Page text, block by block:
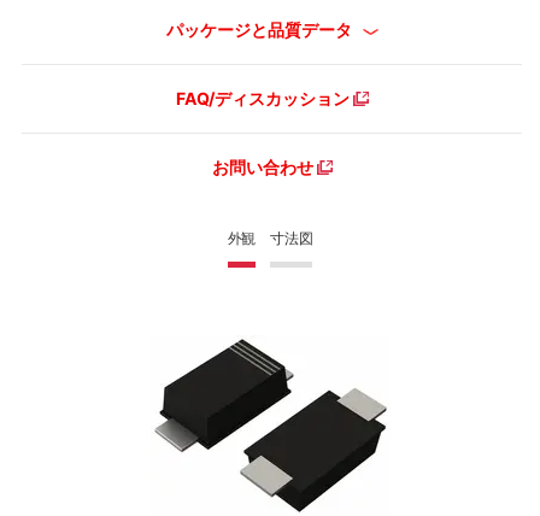
外観 寸法図
パッケージと品質データ
FAQ/ディスカッション
お問い合わせ